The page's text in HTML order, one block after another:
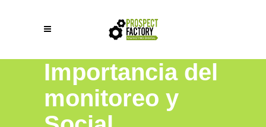
Importancia del
monitoreo y